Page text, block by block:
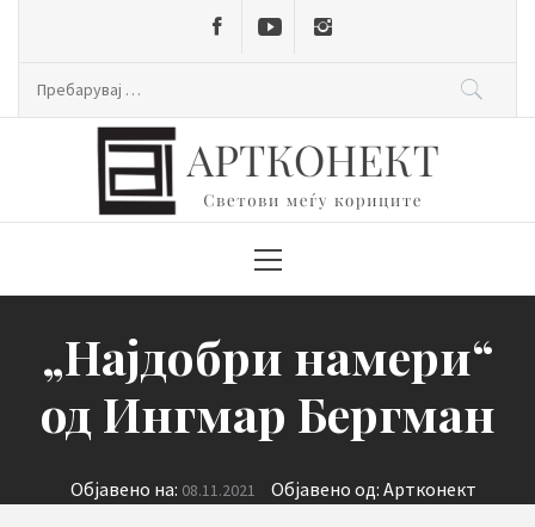
Пребарувај
Menu
„Најдобри намери“
од Ингмар Бергман
Објавено на: 08.11.2021 Објавено од: Артконект